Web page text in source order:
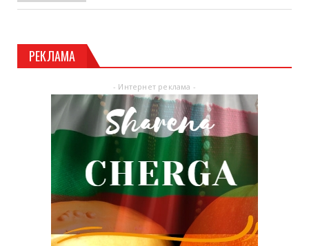
РЕКЛАМА
- Интернет реклама -